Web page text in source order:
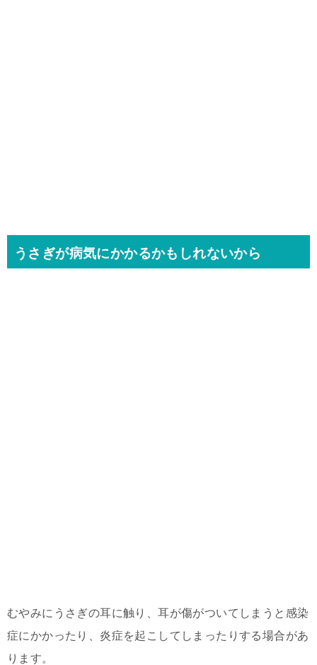
うさぎが病気にかかるかもしれないから
むやみにうさぎの耳に触り、耳が傷がついてしまうと感染
症にかかったり、炎症を起こしてしまったりする場合があ
ります。